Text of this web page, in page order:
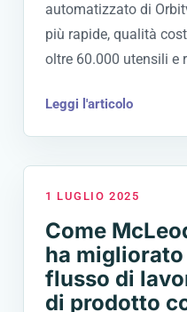
automatizzato di
più rapide, qualità
oltre 60.000 utensili e
Leggi l'articolo
1 LUGLIO 2025
Come
ha
flusso di
di prodotto